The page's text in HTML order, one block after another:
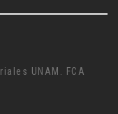
UNAM. FCA